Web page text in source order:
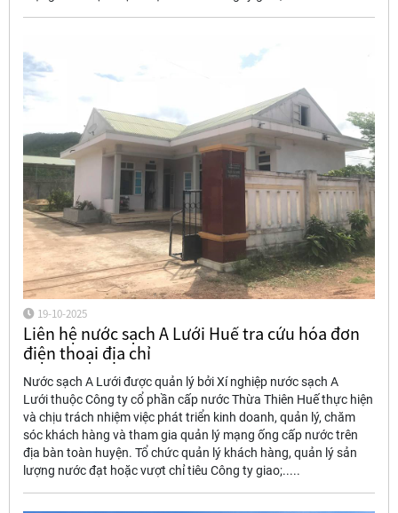
19-10-2025
Liên hệ nước sạch A Lưới Huế tra cứu hóa đơn
điện thoại địa chỉ
Nước sạch A Lưới được quản lý bởi Xí nghiệp nước sạch A
Lưới thuộc Công ty cổ phần cấp nước Thừa Thiên Huế thực hiện
và chịu trách nhiệm việc phát triển kinh doanh, quản lý, chăm
sóc khách hàng và tham gia quản lý mạng ống cấp nước trên
địa bàn toàn huyện. Tổ chức quản lý khách hàng, quản lý sản
lượng nước đạt hoặc vượt chỉ tiêu Công ty giao;.....